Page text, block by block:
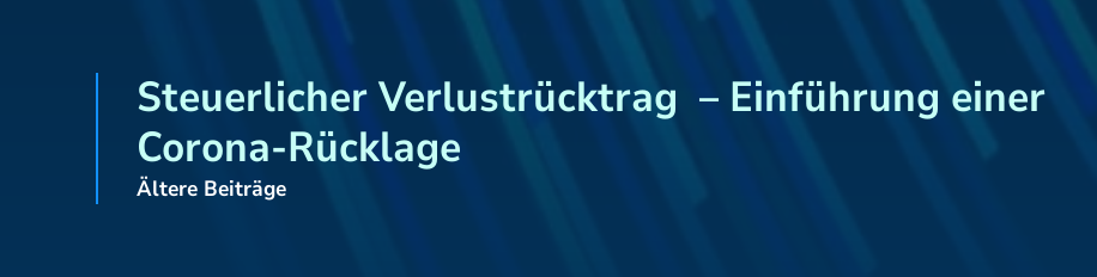
Steuerlicher Verlustrücktrag – Einführung einer
Corona-Rücklage
Ältere Beiträge